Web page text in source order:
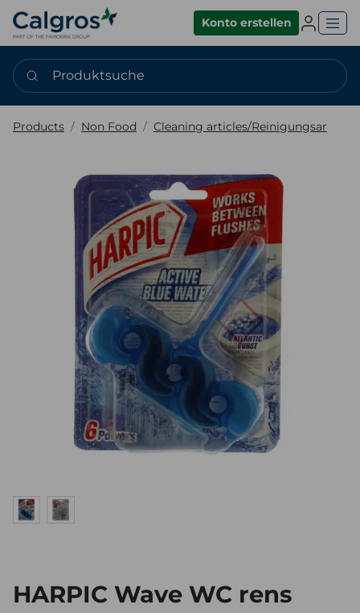
Konto erstellen
Produktsuche
Products Non Food Cleaning articles/Reinigungsar
HARPIC Wave WC rens